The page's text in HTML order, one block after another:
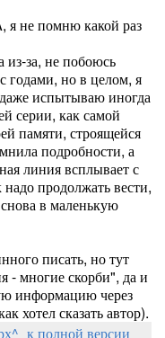
я не помню какой раз
из-за, не побоюсь
годами, но в целом, я
испытываю иногда
серии, как самой
памяти, строящейся
подробности, а
линия всплывает с
продолжать вести,
снова в маленькую
писать, но тут
- многие скорби", да и
информацию через
хотел сказать автор).
к полной версии